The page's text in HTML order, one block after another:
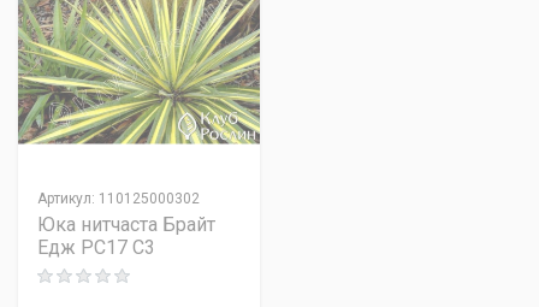
Артикул: 110125000302
Юка нитчаста Брайт
Едж PC17 C3
Rating: 0 out of 5